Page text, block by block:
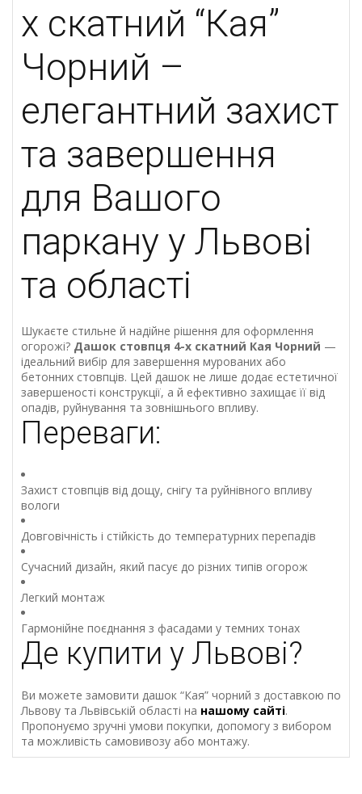
х скатний “Кая”
Чорний –
елегантний захист
та завершення
для Вашого
паркану у Львові
та області
Шукаєте стильне й надійне рішення для оформлення
огорожі? Дашок стовпця 4-х скатний Кая Чорний —
ідеальний вибір для завершення мурованих або
бетонних стовпців. Цей дашок не лише додає естетичної
завершеності конструкції, а й ефективно захищає її від
опадів, руйнування та зовнішнього впливу.
Переваги:
Захист стовпців від дощу, снігу та руйнівного впливу
вологи
Довговічність і стійкість до температурних перепадів
Сучасний дизайн, який пасує до різних типів огорож
Легкий монтаж
Гармонійне поєднання з фасадами у темних тонах
Де купити у Львові?
Ви можете замовити дашок “Кая” чорний з доставкою по
Львову таЛьвівській області на нашому сайті.
Пропонуємо зручні умови покупки, допомогу з вибором
та можливість самовивозу або монтажу.